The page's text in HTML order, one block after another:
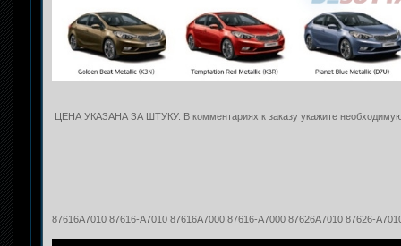
ЦЕНА УКАЗАНА ЗА ШТУКУ. В комментариях к заказу укажите
87616A7010 87616-A7010 87616A7000 87616-A7000 87626A7010 87626-